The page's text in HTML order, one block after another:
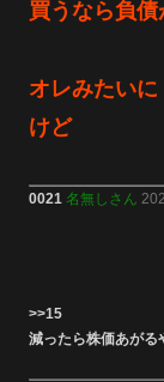
買うなら負
オレみたい
けど
0021 名無しさん
>>15
減ったら株価あがる